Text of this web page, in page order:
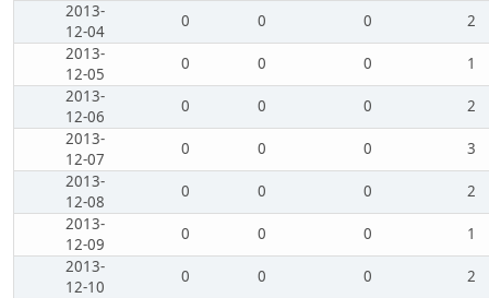
2013-
12-04
0 0 0
2
2013-
12-05
0 0 0
1
2013-
12-06
0 0 0
2
2013-
12-07
0 0 0
3
2013-
12-08
0 0 0
2
2013-
12-09
0 0 0
1
2013-
12-10
0 0 0
2